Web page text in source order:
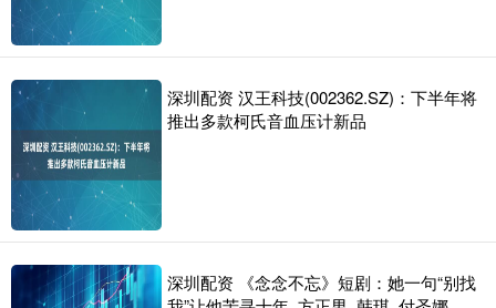
深圳配资 汉王科技(002362.SZ)：下半年将
推出多款柯氏音血压计新品
深圳配资 《念念不忘》短剧：她一句“别找